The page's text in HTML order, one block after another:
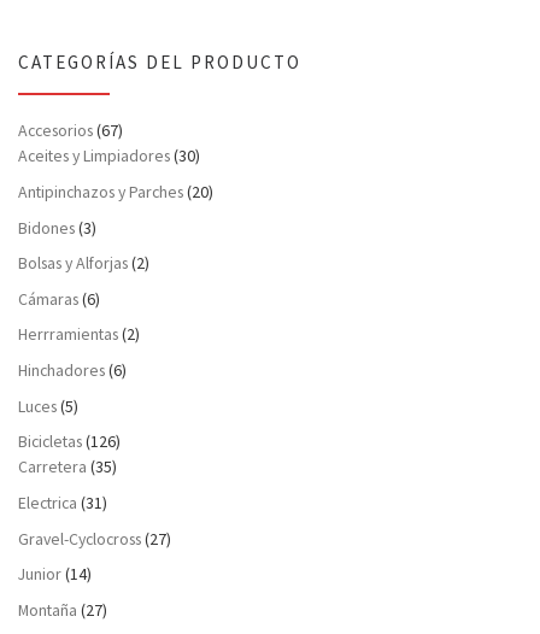
CATEGORÍAS DEL PRODUCTO
Accesorios(67)
Aceites y Limpiadores(30)
Antipinchazos y Parches(20)
Bidones(3)
Bolsas y Alforjas(2)
Cámaras(6)
Herrramientas(2)
Hinchadores(6)
Luces(5)
Bicicletas(126)
Carretera (35)
Electrica (31)
Gravel-Cyclocross(27)
Junior(14)
Montaña (27)